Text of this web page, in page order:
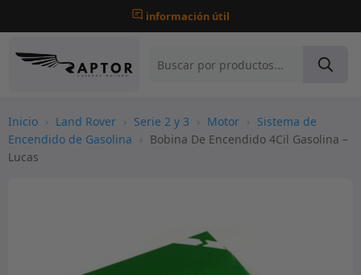
información útil
Inicio › Land Rover › Serie 2 y 3 › Motor › Sistema de
Encendido de Gasolina › Bobina De Encendido 4Cil Gasolina –
Lucas